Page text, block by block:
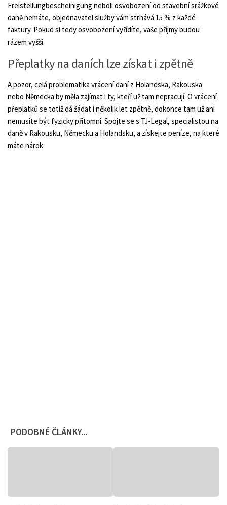
Freistellungbescheinigung neboli osvobození od stavební srážkové
daně nemáte, objednavatel služby vám strhává 15 % z každé
faktury. Pokud si tedy osvobození vyřídíte, vaše příjmy budou
rázem vyšší.
Přeplatky na daních lze získat i zpětně
A pozor, celá problematika vrácení daní z Holandska, Rakouska
nebo Německa by měla zajímat i ty, kteří už tam nepracují. O vrácení
přeplatků se totiž dá žádat i několik let zpětně, dokonce tam už ani
nemusíte být fyzicky přítomní. Spojte se s TJ-Legal, specialistou na
daně v Rakousku, Německu a Holandsku, a získejte peníze, na které
máte nárok.
PODOBNÉ ČLÁNKY...